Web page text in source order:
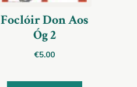
Foclóir Don Aos
Óg 2
€5.00